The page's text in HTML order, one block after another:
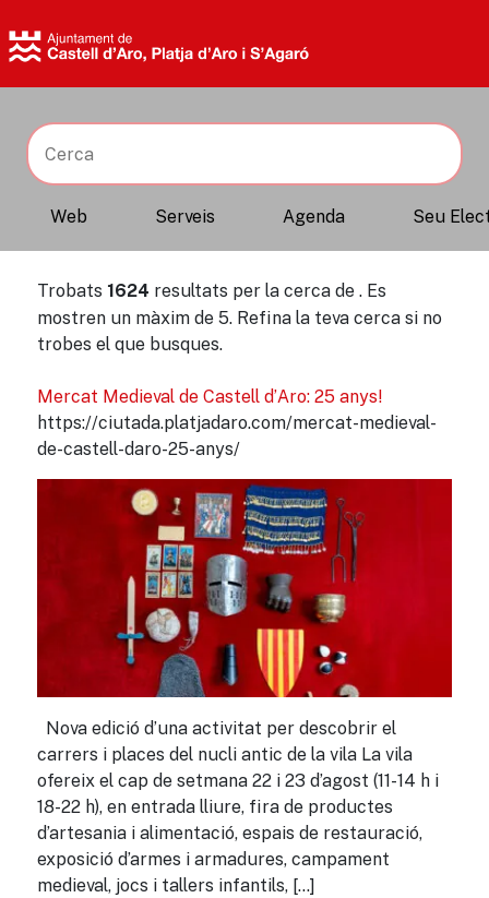
Cerca
Trobats 1624 resultats per la cerca de. Es
mostren un màxim de 5. Refina la teva cerca si no
trobes el que busques.
Mercat Medieval de Castell d’Aro: 25 anys!
https://ciutada.platjadaro.com/mercat-medieval-
de-castell-daro-25-anys/
Nova edició d’una activitat per descobrir el
carrers i places del nucli antic de la vila La vila
ofereix el cap de setmana 22 i 23 d’agost (11-14 h i
18-22 h), en entrada lliure, fira de productes
d’artesania i alimentació, espais de restauració,
exposició d’armes i armadures, campament
medieval, jocs i tallers infantils, […]